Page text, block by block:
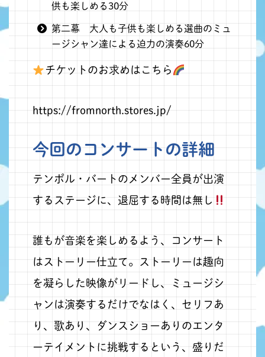
供も楽しめる30分
第二幕 大人も子供も楽しめる選曲のミュ
ージシャン達による迫力の演奏60分
チケットのお求めはこちら
https://fromnorth.stores.jp/
今回のコンサートの詳細
テンポル・バートのメンバー全員が出演
するステージに、退屈する時間は無し
誰もが音楽を楽しめるよう、コンサート
はストーリー仕立て。ストーリーは趣向
を凝らした映像がリードし、ミュージシ
ャンは演奏するだけでなはく、セリフあ
り、歌あり、ダンスショーありのエンタ
ーテイメントに挑戦するという、盛りだ